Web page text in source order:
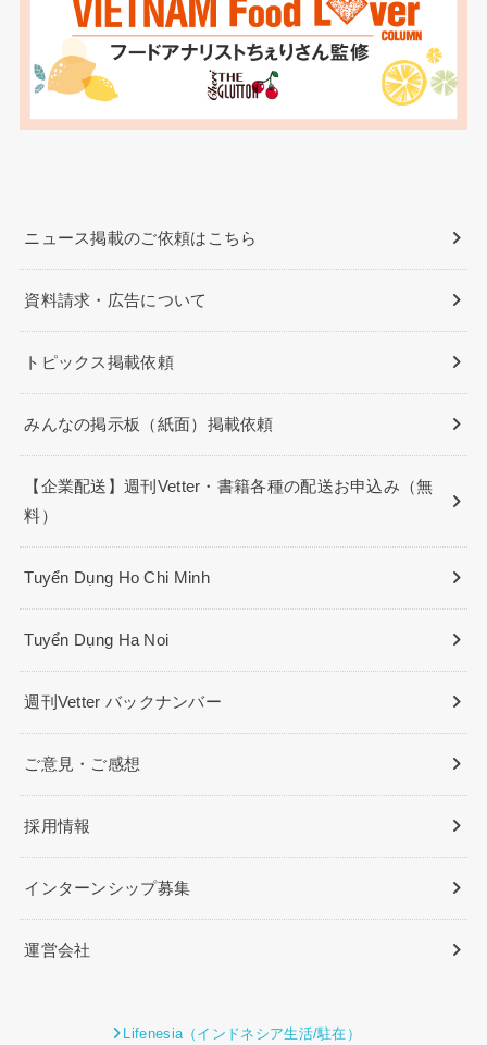
ニュース掲載のご依頼はこちら
資料請求・広告について
トピックス掲載依頼
みんなの掲示板（紙面）掲載依頼
【企業配送】週刊Vetter・書籍各種の配送お申込み（無
料）
Tuyển Dụng Ho Chi Minh
Tuyển Dụng Ha Noi
週刊Vetter バックナンバー
ご意見・ご感想
採用情報
インターンシップ募集
運営会社
Lifenesia（インドネシア生活/駐在）